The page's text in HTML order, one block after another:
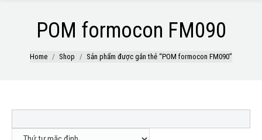
POM formocon FM090
Home Shop Sản phẩm được gắn thẻ “POM formocon FM090”